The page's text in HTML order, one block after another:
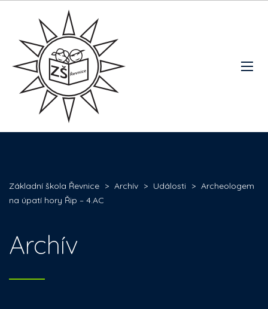
Základní škola Řevnice > Archív > Události > Archeologem
na úpatí hory Řip – 4.AC
Archív